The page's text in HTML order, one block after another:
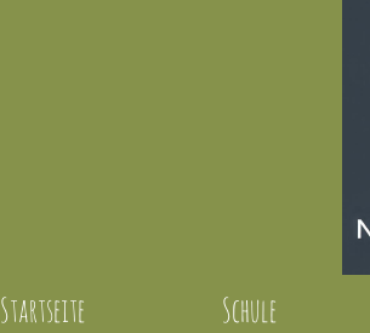
Startseite
Schule